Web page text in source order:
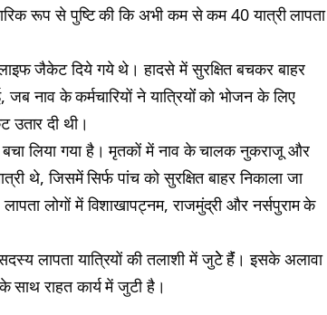
रूप से पुष्टि की कि अभी कम से कम 40 यात्री लापता
लाइफ जैकेट दिये गये थे। हादसे में सुरक्षित बचकर बाहर
नाव के कर्मचारियों ने यात्रियोंं को भोजन के लिए
उतार दी थी।
लिया गया है। मृतकों में नाव के चालक नुकराजू और
थे, जिसमें सिर्फ पांच को सुरक्षित बाहर निकाला जा
लोगों में विशाखापट्नम, राजमुंद्री और नर्सपुराम के
लापता यात्रियों की तलाशी में जुटेे हैंं। इसके अलावा
साथ राहत कार्य में जुटी है।